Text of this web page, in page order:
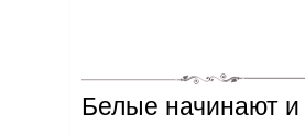
Белые начинают